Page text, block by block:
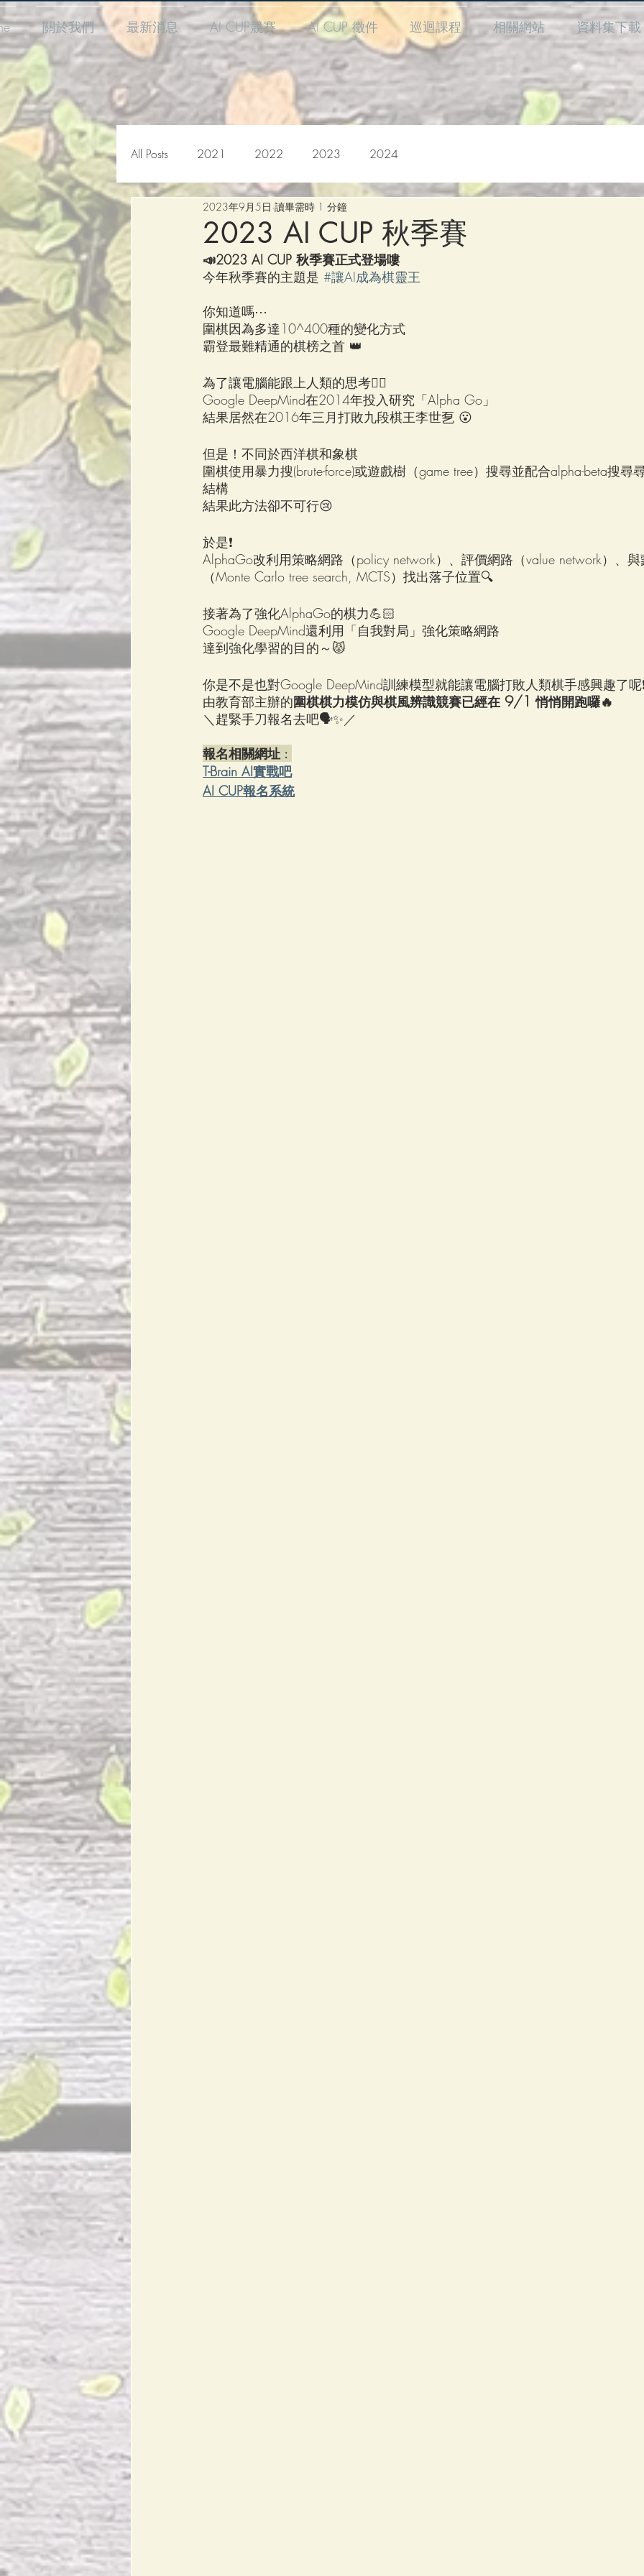
關於我們 最新消息 AI CUP競賽 AI CUP 徵件 巡迴課程 相關網站 資料集下載
All Posts 2021 2022 2023 2024
2023 AI CUP 秋季賽
2023年9月5日 讀畢需時 1 分鐘
📣2023 AI CUP 秋季賽正式登場嘍
今年秋季賽的主題是 #讓AI成為棋靈王
你知道嗎⋯
圍棋因為多達10^400種的變化方式
霸登最難精通的棋榜之首 👑
為了讓電腦能跟上人類的思考😵‍💫
Google DeepMind在2014年投入研究「Alpha Go」
結果居然在2016年三月打敗九段棋王李世乭 😮
但是！不同於西洋棋和象棋
圍棋使用暴力搜(brute-force)或遊戲樹（game tree）搜尋並配合alpha-beta搜尋
結構
結果此方法卻不可行😢
於是❗️
AlphaGo改利用策略網路（policy network）、評價網路（value network）、
（Monte Carlo tree search, MCTS）找出落子位置🔍
接著為了強化AlphaGo的棋力💪🏻
Google DeepMind還利用「自我對局」強化策略網路
達到強化學習的目的～😾
你是不是也對Google DeepMind訓練模型就能讓電腦打敗人類棋手感興趣了呢
由教育部主辦的圍棋棋力模仿與棋風辨識競賽已經在 9/1 悄悄開跑囉🔥
＼趕緊手刀報名去吧🗣✨／
報名相關網址 :
T-Brain AI實戰吧
AI CUP報名系統